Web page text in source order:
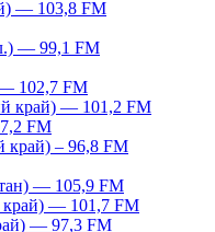
— 103,8 FM
— 99,1 FM
— 102,7 FM
край) — 101,2 FM
FM
край) – 96,8 FM
— 105,9 FM
край) — 101,7 FM
— 97,3 FM